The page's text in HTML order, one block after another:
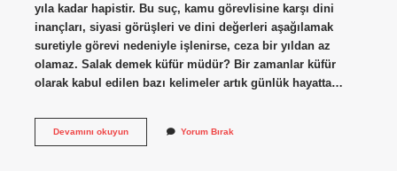
yıla kadar hapistir. Bu suç, kamu görevlisine karşı dini
inançları, siyasi görüşleri ve dini değerleri aşağılamak
suretiyle görevi nedeniyle işlenirse, ceza bir yıldan az
olamaz. Salak demek küfür müdür? Bir zamanlar küfür
olarak kabul edilen bazı kelimeler artık günlük hayatta…
Devamını okuyunSalak
Yorum Bırak